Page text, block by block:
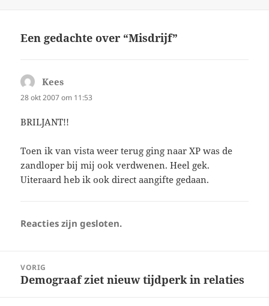
Een gedachte over “Misdrijf”
Kees
28 okt 2007 om 11:53
BRILJANT!!
Toen ik van vista weer terug ging naar XP was de
zandloper bij mij ook verdwenen. Heel gek.
Uiteraard heb ik ook direct aangifte gedaan.
Reacties zijn gesloten.
navigatie
VORIG
Vorig
Demograaf ziet nieuw tijdperk in relaties